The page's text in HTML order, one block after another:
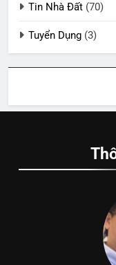
Tin Nhà Đất (70)
Tuyển Dụng (3)